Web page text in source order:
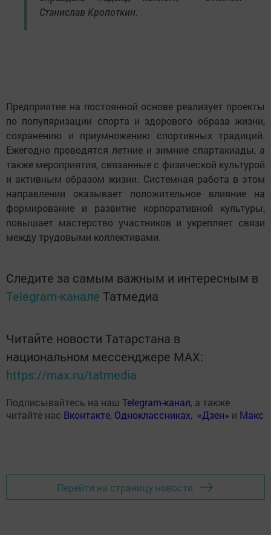
Станислав Кропоткин.
Предприятие на постоянной основе реализует проекты
по популяризации спорта и здорового образа жизни,
сохранению и приумножению спортивных традиций.
Ежегодно проводятся летние и зимние спартакиады, а
также мероприятия, связанные с физической культурой
и активным образом жизни. Системная работа в этом
направлении оказывает положительное влияние на
формирование и развитие корпоративной культуры,
повышает мастерство участников и укрепляет связи
между трудовыми коллективами.
Следите за самым важным и интересным в
Telegram-канале Татмедиа
Читайте новости Татарстана в
национальном мессенджере MАХ:
https://max.ru/tatmedia
Подписывайтесь на наш Telegram-канал, а также
читайте нас Вконтакте, Одноклассниках, «Дзен» и Макс
Перейти на страницу новости